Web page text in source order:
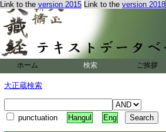
Link to the version 2015 Link to the version 2018
ホーム 検索 ご挨拶
大正蔵検索
punctuation Hangul Eng